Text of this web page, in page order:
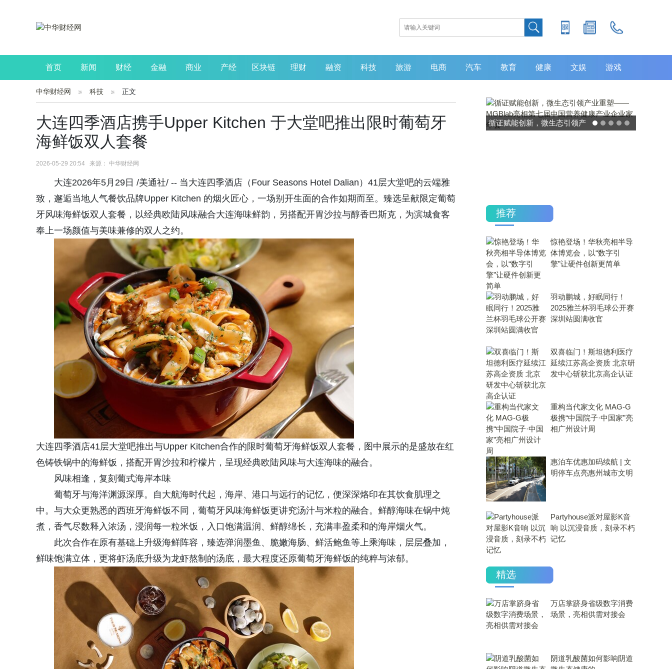
首页 新闻 财经 金融 商业 产经 区块链 理财 融资 科技 旅游 电商 汽车 教育 健康 文娱 游戏
公司 生活 读书
中华财经网 科技 正文
大连四季酒店携手Upper Kitchen 于大堂吧推出限时葡萄牙
海鲜饭双人套餐
2026-05-29 20:54 来源： 中华财经网
大连2026年5月29日 /美通社/ -- 当大连四季酒店（Four Seasons Hotel Dalian）41层大堂吧的云端雅
致，邂逅当地人气餐饮品牌Upper Kitchen 的烟火匠心，一场别开生面的合作如期而至。臻选呈献限定葡萄
牙风味海鲜饭双人套餐，以经典欧陆风味融合大连海味鲜韵，另搭配开胃沙拉与醇香巴斯克，为滨城食客
奉上一场颜值与美味兼修的双人之约。
大连四季酒店41层大堂吧推出与Upper Kitchen合作的限时葡萄牙海鲜饭双人套餐，图中展示的是盛放在红
色铸铁锅中的海鲜饭，搭配开胃沙拉和柠檬片，呈现经典欧陆风味与大连海味的融合。
风味相逢，复刻葡式海岸本味
葡萄牙与海洋渊源深厚。自大航海时代起，海岸、港口与远行的记忆，便深深烙印在其饮食肌理之
中。与大众更熟悉的西班牙海鲜饭不同，葡萄牙风味海鲜饭更讲究汤汁与米粒的融合。鲜醇海味在锅中炖
煮，香气尽数释入浓汤，浸润每一粒米饭，入口饱满温润、鲜醇绵长，充满丰盈柔和的海岸烟火气。
此次合作在原有基础上升级海鲜阵容，臻选弹润墨鱼、脆嫩海肠、鲜活鲍鱼等上乘海味，层层叠加，
鲜味饱满立体，更将虾汤底升级为龙虾熬制的汤底，最大程度还原葡萄牙海鲜饭的纯粹与浓郁。
循证赋能创新，微生态引领产
灵敏度超 80% 特异性 99%！
推荐
惊艳登场！华秋亮相半导
体博览会，以“数字引
擎”让硬件创新更简单
羽动鹏城，好眠同行！
2025雅兰杯羽毛球公开赛
深圳站圆满收官
双喜临门！斯坦德利医疗
延续江苏高企资质 北京研
发中心斩获北京高企认证
重构当代家文化 MAG-G
极携“中国院子·中国家”亮
相广州设计周
惠泊车优惠加码续航 | 文
明停车点亮惠州城市文明
Partyhouse派对屋影K音
响 以沉浸音质，刻录不朽
记忆
精选
万店掌跻身省级数字消费
场景，亮相供需对接会
​阴道乳酸菌如何影响阴道